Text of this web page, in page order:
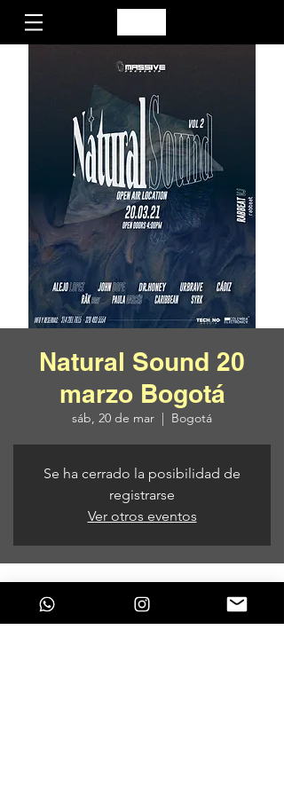
Natural Sound 20
marzo Bogotá
sáb, 20 de mar
  |
Bogotá
Se ha cerrado la posibilidad de
registrarse
Ver otros eventos
Horario y ubicación
20 de mar de 2021, 9:00 p. m. – 21 de mar